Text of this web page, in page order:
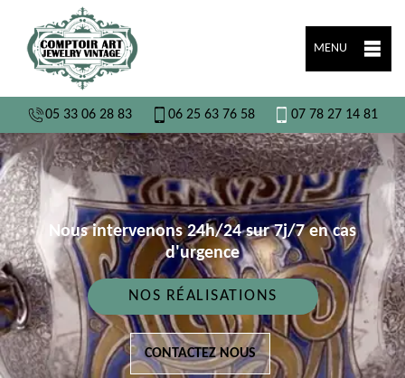
MENU
05 33 06 28 83 06 25 63 76 58 07 78 27 14 81
Nous intervenons 24h/24 sur 7j/7 en cas
d'urgence
NOS RÉALISATIONS
CONTACTEZ NOUS